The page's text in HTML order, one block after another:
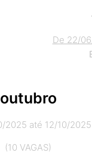
De 22/
outubro
2025 até 12/10/2025
(10 VAGAS)